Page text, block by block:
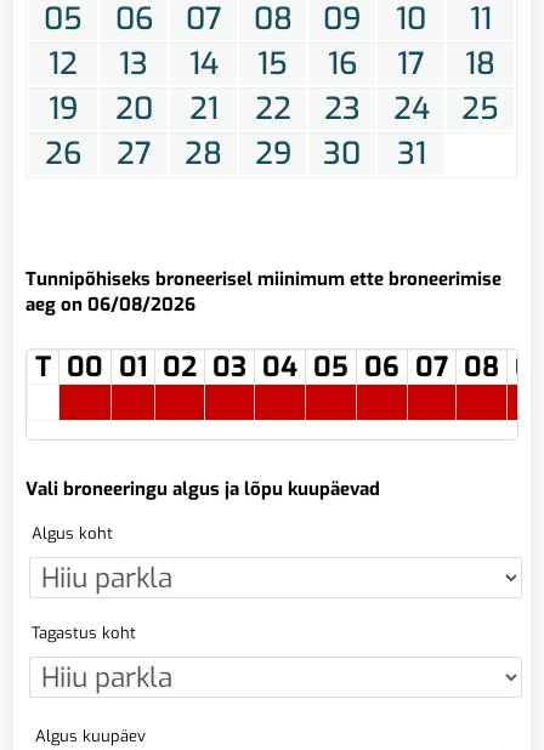
05 06 07 08 09 10
11
12
13 14 15 16 17
18
19
20 21 22 23 24
25
26
27 28 29 30 31
Tunnipõhiseks broneerisel miinimum ette broneerimise
aeg on 06/08/2026
T 00 01 02 03 04 05 06 07 08
Vali broneeringu algus ja lõpu kuupäevad
Algus koht
Tagastus koht
Algus kuupäev